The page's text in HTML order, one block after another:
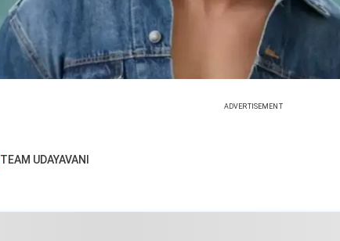
ADVERTISEMENT
TEAM UDAYAVANI